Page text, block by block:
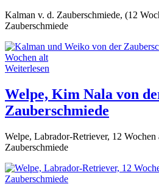
Kalman v. d. Zauberschmiede, (12
Zauberschmiede
Weiterlesen
Welpe, Kim Nala von
Zauberschmiede
Welpe, Labrador-Retriever, 12
Zauberschmiede